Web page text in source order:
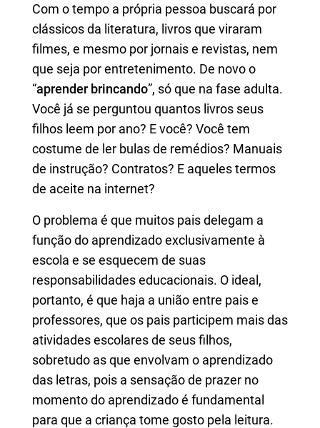
Com o tempo a própria pessoa buscará por
clássicos da literatura, livros que viraram
filmes, e mesmo por jornais e revistas, nem
que seja por entretenimento. De novo o
“aprender brincando”, só que na fase adulta.
Você já se perguntou quantos livros seus
filhos leem por ano? E você? Você tem
costume de ler bulas de remédios? Manuais
de instrução? Contratos? E aqueles termos
de aceite na internet?
O problema é que muitos pais delegam a
função do aprendizado exclusivamente à
escola e se esquecem de suas
responsabilidades educacionais. O ideal,
portanto, é que haja a união entre pais e
professores, que os pais participem mais das
atividades escolares de seus filhos,
sobretudo as que envolvam o aprendizado
das letras, pois a sensação de prazer no
momento do aprendizado é fundamental
para que a criança tome gosto pela leitura.